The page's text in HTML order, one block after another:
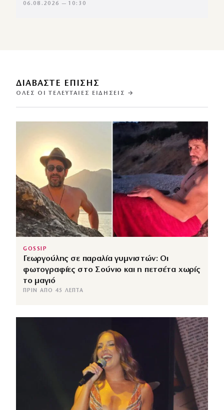
06.08.2026 — 10:30
ΔΙΑΒΑΣΤΕ ΕΠΙΣΗΣ
ΌΛΕΣ ΟΙ ΤΕΛΕΥΤΑΊΕΣ ΕΙΔΉΣΕΙΣ →
GOSSIP
Γεωργούλης σε παραλία γυμνιστών: Οι
φωτογραφίες στο Σούνιο και η πετσέτα χωρίς
το μαγιό
ΠΡΙΝ ΑΠΌ 45 ΛΕΠΤΆ